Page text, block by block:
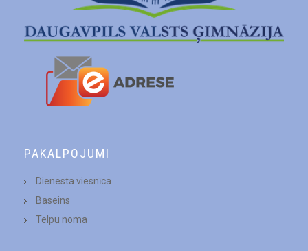
PAKALPOJUMI
Dienesta viesnīca
Baseins
Telpu noma